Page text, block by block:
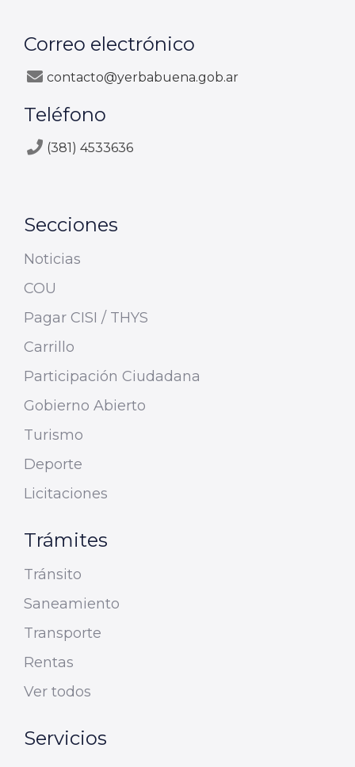
Correo electrónico
contacto@yerbabuena.gob.ar
Teléfono
(381) 4533636
Secciones
Noticias
COU
Pagar CISI / THYS
Carrillo
Participación Ciudadana
Gobierno Abierto
Turismo
Deporte
Licitaciones
Trámites
Tránsito
Saneamiento
Transporte
Rentas
Ver todos
Servicios